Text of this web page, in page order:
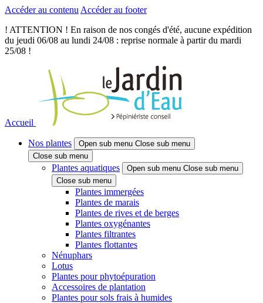
Accéder au contenu Accéder au footer
! ATTENTION ! En raison de nos congés d'été, aucune expédition
du jeudi 06/08 au lundi 24/08 : reprise normale à partir du mardi
25/08 !
Accueil
Nos plantes Open sub menu Close sub menu
Close sub menu
Plantes aquatiques Open sub menu Close sub menu
Close sub menu
Plantes immergées
Plantes de marais
Plantes de rives et de berges
Plantes oxygénantes
Plantes filtrantes
Plantes flottantes
Nénuphars
Lotus
Plantes pour phytoépuration
Accessoires de plantation
Plantes pour sols frais à humides